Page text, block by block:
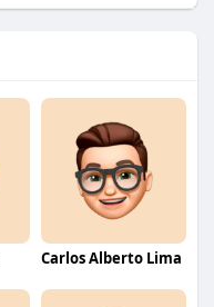
Carlos Alberto Lima